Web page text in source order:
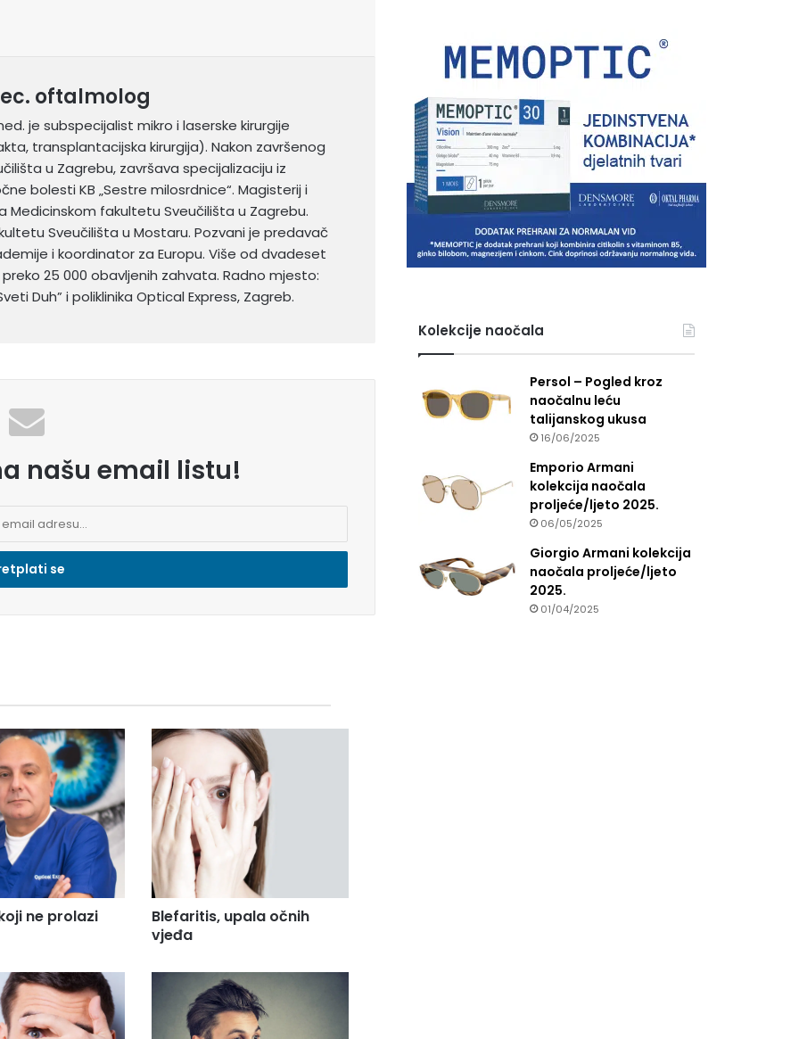
oftalmolog
je subspecijalist mikro i laserske kirurgije
transplantacijska kirurgija). Nakon završenog
u Zagrebu, završava specijalizaciju iz
bolesti KB „Sestre milosrdnice“. Magisterij i
fakultetu Sveučilišta u Zagrebu.
Sveučilišta u Mostaru. Pozvani je predavač
i koordinator za Europu. Više od dvadeset
25 000 obavljenih zahvata. Radno mjesto:
Duh” i poliklinika Optical Express, Zagreb.
našu email listu!
ne prolazi
Blefaritis, upala očnih
vjeđa
Kolekcije naočala
Persol – Pogled kroz
naočalnu leću
talijanskog ukusa
16/06/2025
Emporio Armani
kolekcija naočala
proljeće/ljeto 2025.
06/05/2025
Giorgio Armani kolekcija
naočala proljeće/ljeto
2025.
01/04/2025